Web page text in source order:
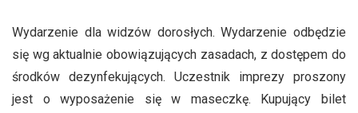
Wydarzenie dla widzów dorosłych. Wydarzenie odbędzie
się wg aktualnie obowiązujących zasadach, z dostępem do
środków dezynfekujących. Uczestnik imprezy proszony
jest o wyposażenie się w maseczkę. Kupujący bilet